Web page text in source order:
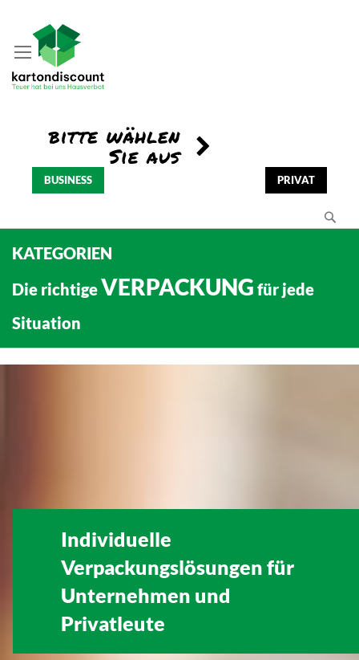
BUSINESS PRIVAT
KATEGORIEN
Die richtigeVERPACKUNG für jede
Situation
Individuelle
Verpackungslösungen für
Unternehmen und
Privatleute